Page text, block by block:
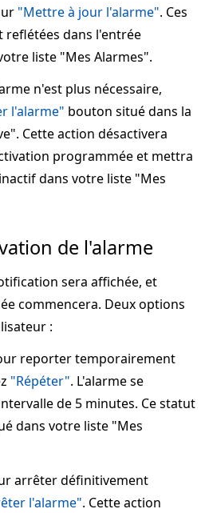
"Mettre à jour l'alarme". Ces
dans l'entrée
liste "Mes Alarmes".
n'est plus nécessaire,
l'alarme" bouton situé dans la
Cette action désactivera
programmée et mettra
dans votre liste "Mes
de l'alarme
sera affichée, et
commencera. Deux options
:
reporter temporairement
"Répéter". L'alarme se
de 5 minutes. Ce statut
dans votre liste "Mes
arrêter définitivement
l'alarme". Cette action